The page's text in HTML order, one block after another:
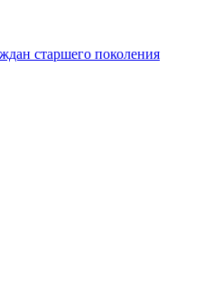
старшего поколения